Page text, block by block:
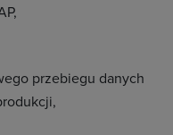
przebiegu danych